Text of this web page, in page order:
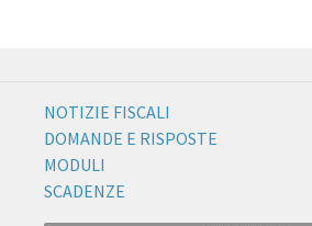
NOTIZIE FISCALI
DOMANDE E RISPOSTE
MODULI
SCADENZE